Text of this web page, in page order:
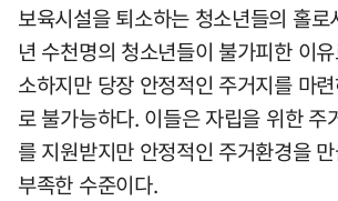
보육시설을 퇴소하는 청소년들의 홀
년 수천명의 청소년들이 불가피한 이
소하지만 당장 안정적인 주거지를 마
로 불가능하다. 이들은 자립을 위한 주
를 지원받지만 안정적인 주거환경을
부족한 수준이다.